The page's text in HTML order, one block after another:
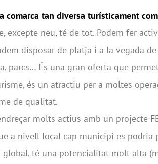
comarca tan diversa turísticament
excepte neu, té de tot. Podem fer
disposar de platja i a la vegada
parcs… És una gran oferta que
és un atractiu per a moltes
de qualitat.
molts actius amb un projecte
a nivell local cap municipi es podria
té una potencialitat molt alta